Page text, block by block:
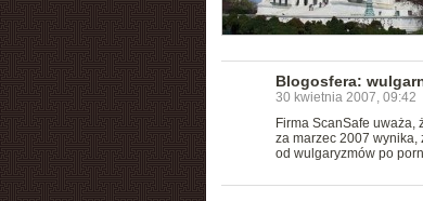
Blogosfera:
30 kwietnia 2007, 09:42
Firma ScanSafe uważa,
za marzec 2007 wynika,
od wulgaryzmów po